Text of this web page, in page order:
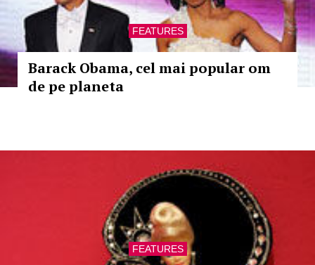
FEATURES
Barack Obama, cel mai popular om
de pe planeta
FEATURES